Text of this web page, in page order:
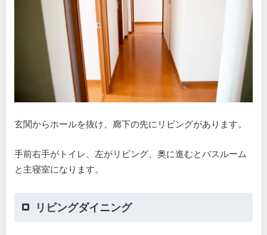
玄関からホールを抜け、廊下の先にリビングがあります。
手前右手がトイレ、左がリビング、奥に進むとバスルーム
と主寝室になります。
リビングダイニング